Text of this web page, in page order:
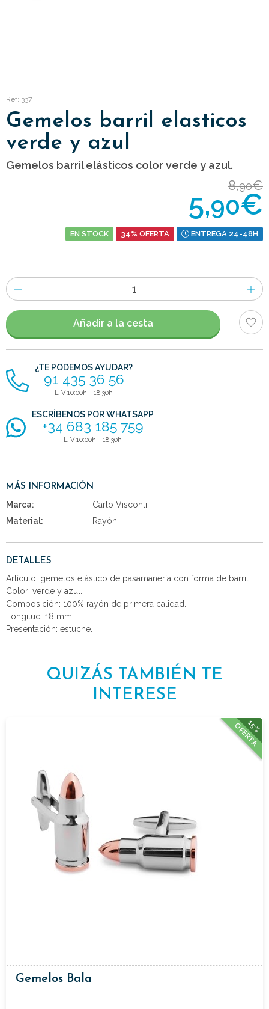
Ref: 337
Gemelos barril elasticos
verde y azul
Gemelos barril elásticos color verde y azul.
8,90€
5,90€
EN STOCK 34% OFERTA ENTREGA 24-48H
Número
de
artículos
Añadir a la cesta
¿TE PODEMOS AYUDAR?
91 435 36 56
L-V 10:00h - 18:30h
ESCRÍBENOS POR WHATSAPP
+34 683 185 759
L-V 10:00h - 18:30h
MÁS INFORMACIÓN
Marca:
Carlo Visconti
Material:
Rayón
DETALLES
Artículo: gemelos elástico de pasamanería con forma de barril.
Color: verde y azul.
Composición: 100% rayón de primera calidad.
Longitud: 18 mm.
Presentación: estuche.
QUIZÁS TAMBIÉN TE
INTERESE
15%
OFERTA
Gemelos Bala